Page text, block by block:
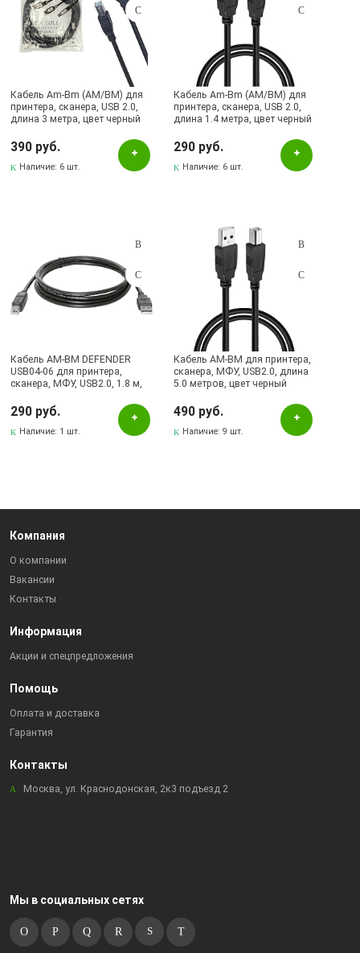
Кабель Am-Bm (AM/BM) для
принтера, сканера, USB 2.0,
длина 3 метра, цвет черный
390 руб.
Наличие: 6 шт.
Кабель Am-Bm (AM/BM) для
принтера, сканера, USB 2.0,
длина 1.4 метра, цвет черный
290 руб.
Наличие: 6 шт.
Кабель AM-BM DEFENDER
USB04-06 для принтера,
сканера, МФУ, USB2.0, 1.8 м,
290 руб.
Наличие: 1 шт.
Кабель AM-BM для принтера,
сканера, МФУ, USB2.0, длина
5.0 метров, цвет черный
490 руб.
Наличие:9 шт.
Компания
О компании
Вакансии
Контакты
Информация
Акции и спецпредложения
Помощь
Оплата и доставка
Гарантия
Контакты
Москва, ул. Краснодонская, 2к3 подъезд 2
Мы в социальных сетях